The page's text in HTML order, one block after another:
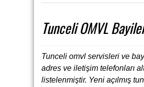
Tunceli OMVL
Tunceli omvl servisleri ve
adres ve iletişim telefonları alt
listelenmiştir. Yeni açılmış